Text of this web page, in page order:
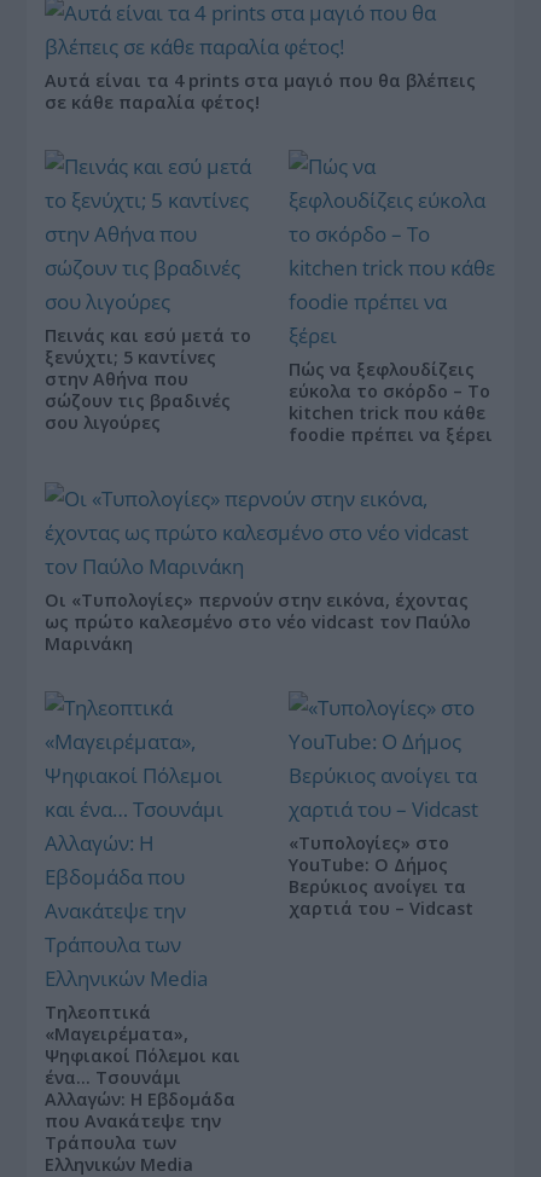
Αυτά είναι τα 4 prints στα μαγιό που θα βλέπεις
σε κάθε παραλία φέτος!
Πεινάς και εσύ μετά το
ξενύχτι; 5 καντίνες
στην Αθήνα που
σώζουν τις βραδινές
σου λιγούρες
Πώς να ξεφλουδίζεις
εύκολα το σκόρδο – Το
kitchen trick που κάθε
foodie πρέπει να ξέρει
Οι «Τυπολογίες» περνούν στην εικόνα, έχοντας
ως πρώτο καλεσμένο στο νέο vidcast τον Παύλο
Μαρινάκη
Τηλεοπτικά
«Μαγειρέματα»,
Ψηφιακοί Πόλεμοι και
ένα… Τσουνάμι
Αλλαγών: Η Εβδομάδα
που Ανακάτεψε την
Τράπουλα των
Ελληνικών Media
«Τυπολογίες» στο
YouTube: Ο Δήμος
Βερύκιος ανοίγει τα
χαρτιά του – Vidcast